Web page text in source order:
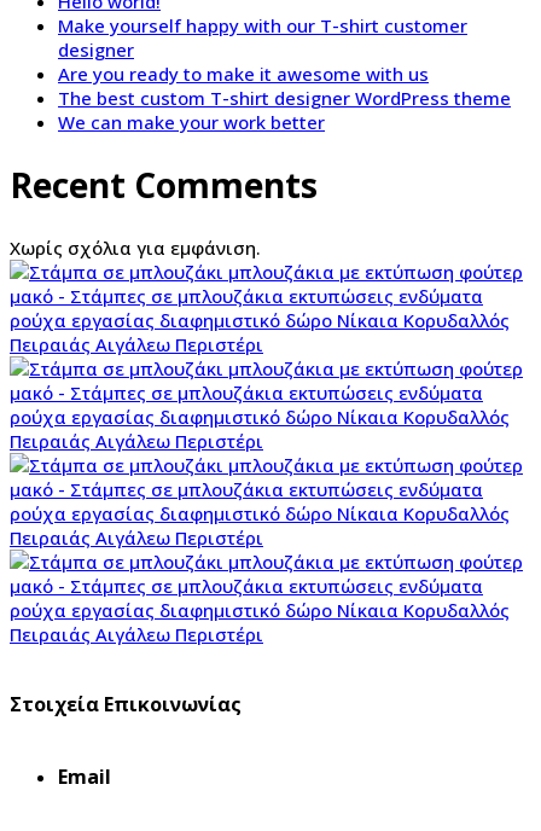
Make yourself happy with our T-shirt customer
designer
Are you ready to make it awesome with us
The best custom T-shirt designer WordPress theme
We can make your work better
Recent Comments
Χωρίς σχόλια για εμφάνιση.
Στοιχεία Επικοινωνίας
Email